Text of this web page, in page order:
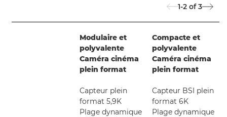
1-2 of 3
Modulaire et
polyvalente
Caméra cinéma
plein format
Capteur plein
format 5,9K
Plage dynamique
Compacte et
polyvalente
Caméra cinéma
plein format
Capteur BSI plein
format 6K
Plage dynamique